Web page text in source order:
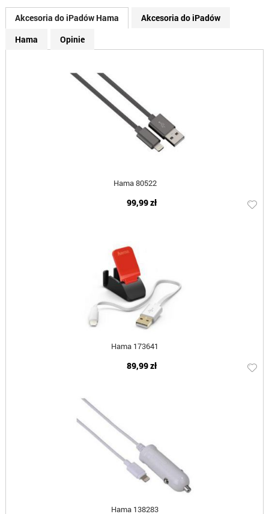
Akcesoria do iPadów Hama
Akcesoria do iPadów
Hama
Opinie
Hama 80522
99,99 zł
Hama 173641
89,99 zł
Hama 138283